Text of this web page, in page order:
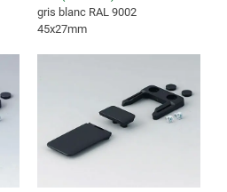
gris blanc RAL 9002
45x27mm